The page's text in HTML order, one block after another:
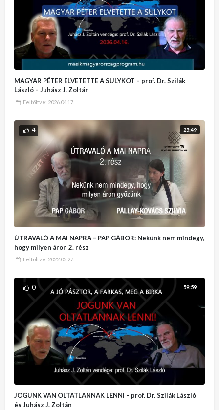
MAGYAR PÉTER ELVETETTE A SULYKOT – prof. Dr. Szilák
László – Juhász J. Zoltán
Feltöltve: 2026.04.17.
25:49
4
ÚTRAVALÓ A MAI NAPRA – PAP GÁBOR: Nekünk nem mindegy,
hogy milyen áron 2. rész
Feltöltve: 2022.02.27.
59:59
0
JOGUNK VAN OLTATLANNAK LENNI – prof. Dr. Szilák László
és Juhász J. Zoltán